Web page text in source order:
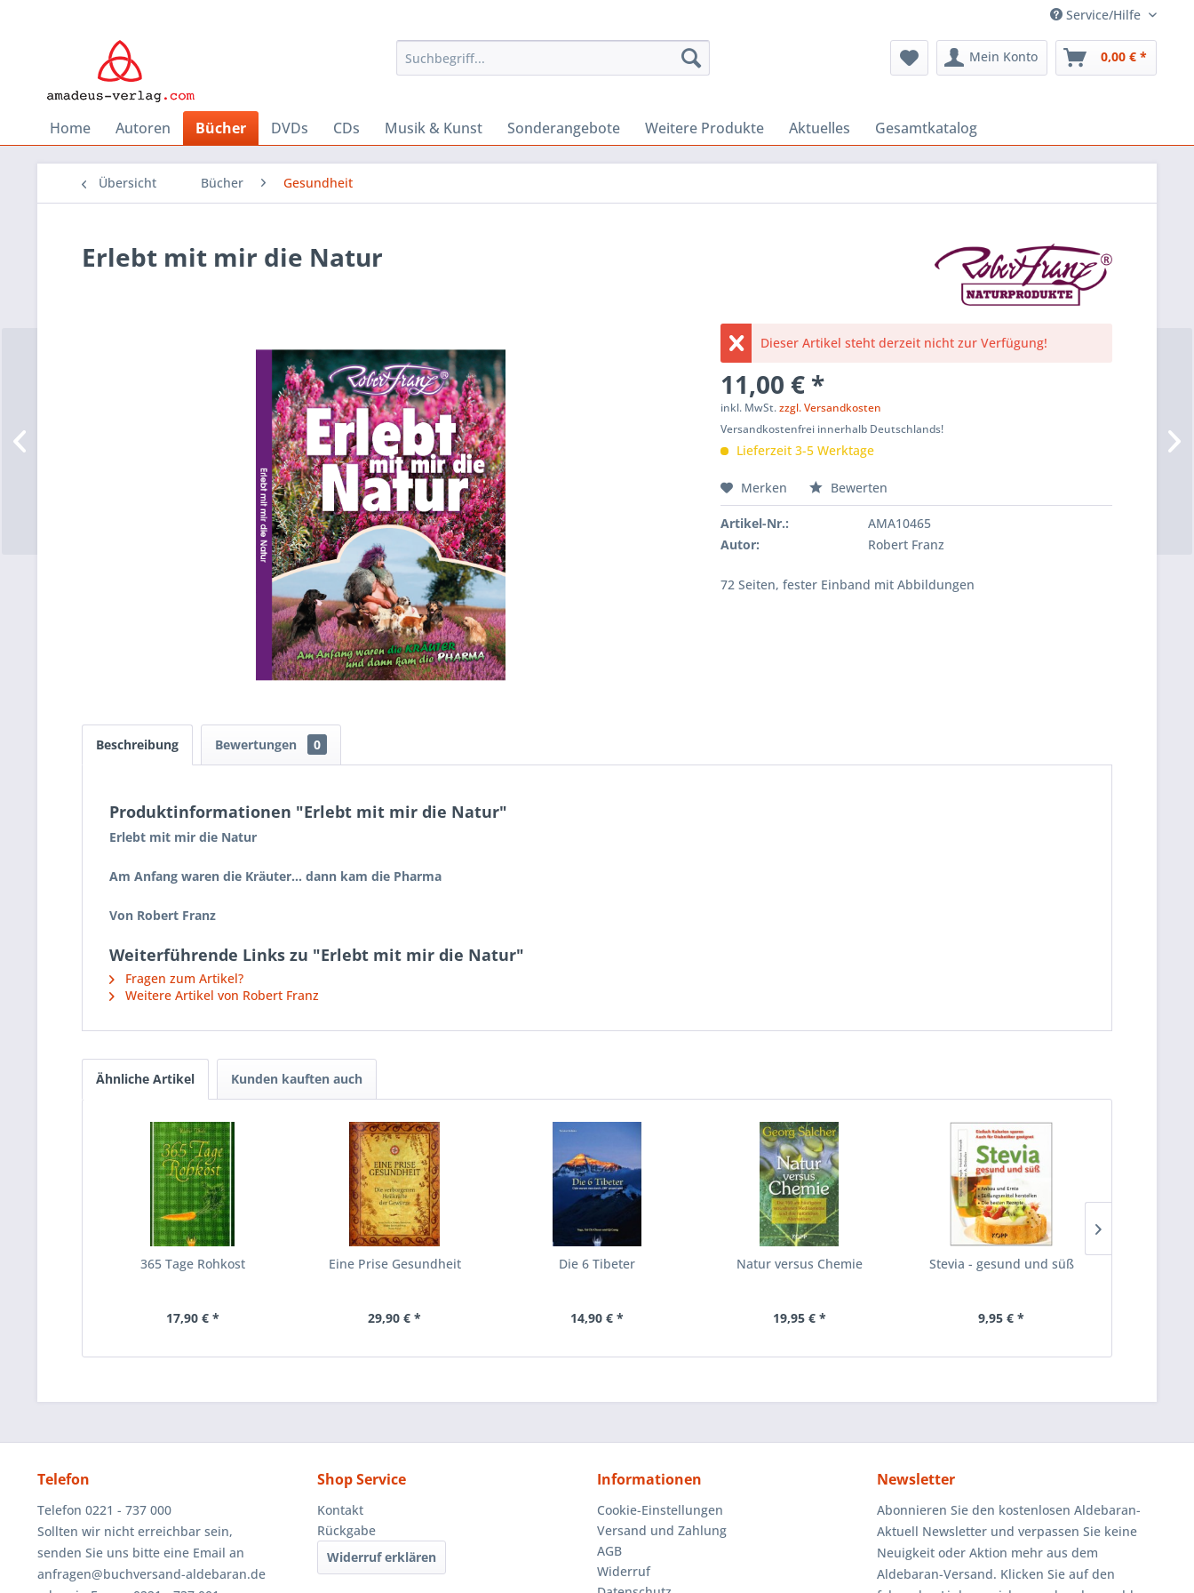
Service/Hilfe
Mein Konto 0,00 € *
Home Autoren Bücher DVDs CDs Musik & Kunst Sonderangebote Weitere Produkte Aktuelles Gesamtkatalog
Übersicht Bücher Gesundheit
Erlebt mit mir die Natur
Dieser Artikel steht derzeit nicht zur Verfügung!
11,00 € *
inkl. MwSt.zzgl. Versandkosten
Versandkostenfrei innerhalb Deutschlands!
Lieferzeit 3-5 Werktage
Merken Bewerten
Artikel-Nr.:
AMA10465
Autor:
Robert Franz
72 Seiten, fester Einband mit Abbildungen
Beschreibung Bewertungen 0
Produktinformationen "Erlebt mit mir die Natur"
Erlebt mit mir die Natur
Am Anfang waren die Kräuter… dann kam die Pharma
Von Robert Franz
Weiterführende Links zu "Erlebt mit mir die Natur"
Fragen zum Artikel?
Weitere Artikel von Robert Franz
Ähnliche Artikel Kunden kauften auch
365 Tage Rohkost
17,90 € *
Eine Prise Gesundheit
29,90 € *
Die 6 Tibeter
14,90 € *
Natur versus Chemie
19,95 € *
Stevia - gesund und süß
9,95 € *
Telefon
Telefon 0221 - 737 000
Sollten wir nicht erreichbar sein,
senden Sie uns bitte eine Email an
anfragen@buchversand-aldebaran.de
Shop Service
Kontakt
Rückgabe
Widerruf erklären
Informationen
Cookie-Einstellungen
Versand und Zahlung
AGB
Widerruf
Newsletter
Abonnieren Sie den kostenlosen Aldebaran-
Aktuell Newsletter und verpassen Sie keine
Neuigkeit oder Aktion mehr aus dem
Aldebaran-Versand. Klicken Sie auf den